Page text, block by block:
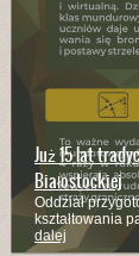
Już 15 lat
Białostockiej
Oddział
kształtowania
dalej